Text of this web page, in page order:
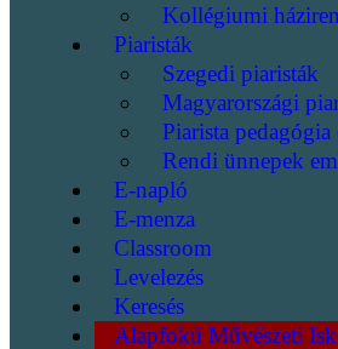
Kollégiumi
Piaristák
Szegedi piaristák
Magyarországi
Piarista pedagógia
Rendi ünnepek
E-napló
E-menza
Classroom
Levelezés
Keresés
Alapfokú Művészeti